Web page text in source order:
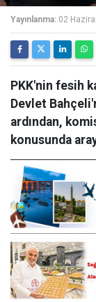
Yayınlanma: 02
PKK'nin fesih
Devlet
ardından,
konusunda